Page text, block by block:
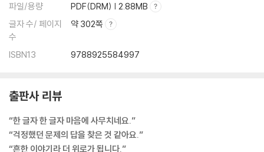
파일/용량
PDF(DRM) | 2.88MB
글자 수/ 페이지
수
약 302쪽
ISBN13 9788925584997
출판사 리뷰
“한 글자 한 글자 마음에 사무치네요.”
“걱정했던 문제의 답을 찾은 것 같아요.”
“흔한 이야기라 더 위로가 됩니다.”